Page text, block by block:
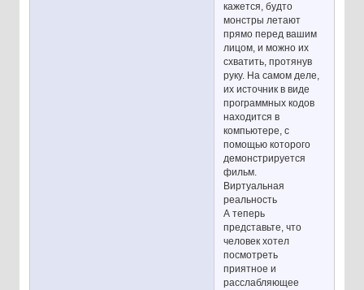
кажется, будто
монстры летают
прямо перед вашим
лицом, и можно их
схватить, протянув
руку. На самом деле,
их источник в виде
программных кодов
находится в
компьютере, с
помощью которого
демонстрируется
фильм.
Виртуальная
реальность
А теперь
представьте, что
человек хотел
посмотреть
приятное и
расслабляющее